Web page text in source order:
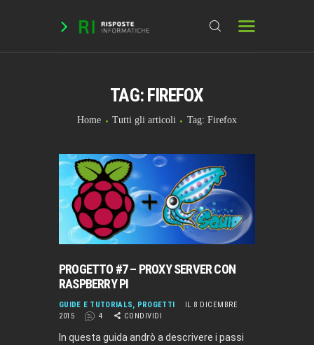
TAG: FIREFOX
Home Tutti gli articoli Tag: Firefox
DOMANDE & RICHIESTE
BLOG
CHAT
FORUM
INFO
PROGETTO #7 – PROXY SERVER CON
RASPBERRY PI
GUIDE E TUTORIALS, PROGETTI
IL 8 DICEMBRE
2015
4 CONDIVIDI
In questa guida andrò a descrivere i passi